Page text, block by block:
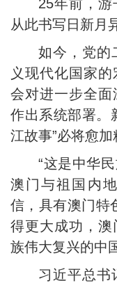
25年前，游
从此书写日新月
如今，党的
义现代化国家
会对进一步全
作出系统部署。
江故事”必将愈加
“这是中华
澳门与祖国内
信，具有澳门特
得更大成功，澳
族伟大复兴的中
习近平总书